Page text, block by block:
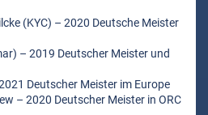
(KYC) – 2020 Deutsche Meister
– 2019 Deutscher Meister und
Deutscher Meister im Europe
– 2020 Deutscher Meister in ORC